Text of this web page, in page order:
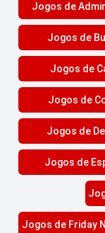
Jogos de
Jogos de
Jogos de
Jogos de
Jogos de
Jogos de
Jogos de Friday